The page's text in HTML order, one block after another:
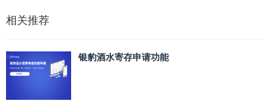
相关推荐
银豹酒水寄存申请功能